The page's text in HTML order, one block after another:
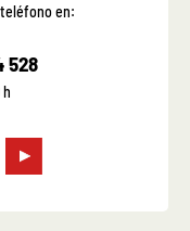
en:
528